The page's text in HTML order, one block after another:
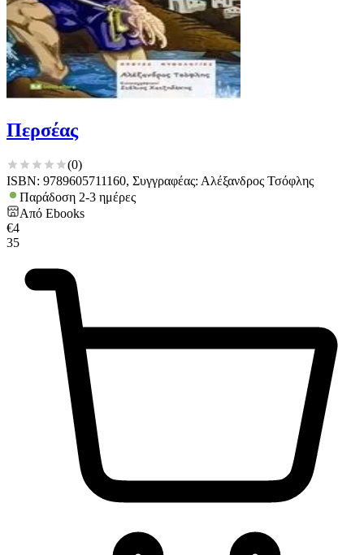
Περσέας
(0)
ISBN: 9789605711160, Συγγραφέας: Αλέξανδρος Τσόφλης
Παράδοση 2-3 ημέρες
Από Ebooks
€4
35